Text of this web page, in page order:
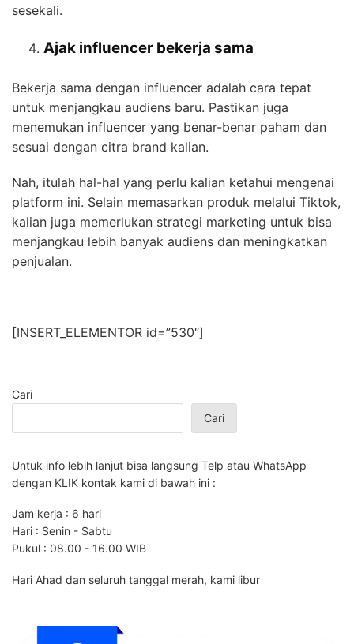
sesekali.
Ajak influencer bekerja sama
Bekerja sama dengan influencer adalah cara tepat
untuk menjangkau audiens baru. Pastikan juga
menemukan influencer yang benar-benar paham dan
sesuai dengan citra brand kalian.
Nah, itulah hal-hal yang perlu kalian ketahui mengenai
platform ini. Selain memasarkan produk melalui Tiktok,
kalian juga memerlukan strategi marketing untuk bisa
menjangkau lebih banyak audiens dan meningkatkan
penjualan.
[INSERT_ELEMENTOR id=”530″]
Cari
Cari
Untuk info lebih lanjut bisa langsung Telp atau WhatsApp
dengan KLIK kontak kami di bawah ini :
Jam kerja : 6 hari
Hari : Senin - Sabtu
Pukul : 08.00 - 16.00 WIB
Hari Ahad dan seluruh tanggal merah, kami libur